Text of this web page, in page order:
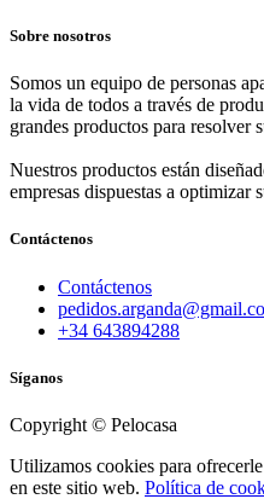
Sobre nosotros
Somos un equipo de personas
la vida de todos a través de
grandes productos para resolver
Nuestros productos están
empresas dispuestas a optimizar
Contáctenos
Contáctenos
+34 643894288
Síganos
Copyright © Pelocasa
Utilizamos cookies para
en este sitio web. Política de